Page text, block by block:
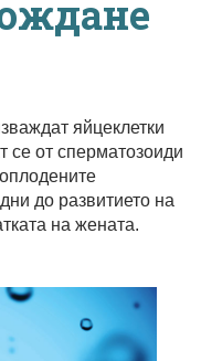
яйцеклетки
се от сперматозоиди
до развитието на
на жената.